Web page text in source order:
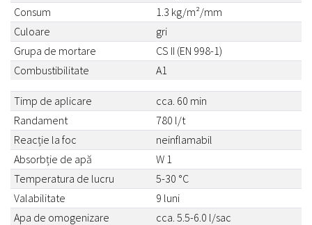
Consum
1.3 kg/m²/mm
Culoare
gri
Grupa de mortare
CS II (EN 998-1)
Combustibilitate
A1
Timp de aplicare
cca. 60 min
Randament
780 l/t
Reacție la foc
neinflamabil
Absorbție de apă
W 1
Temperatura de lucru
5-30 °C
Valabilitate
9 luni
Apa de omogenizare
cca. 5.5-6.0 l/sac